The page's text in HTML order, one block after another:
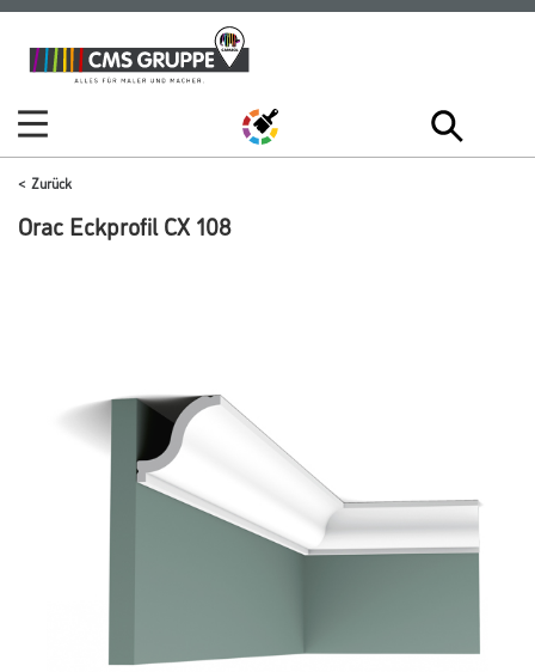
Zum
Inhalt
Zum
Navigationsmenü
Zurück
Orac Eckprofil CX 108